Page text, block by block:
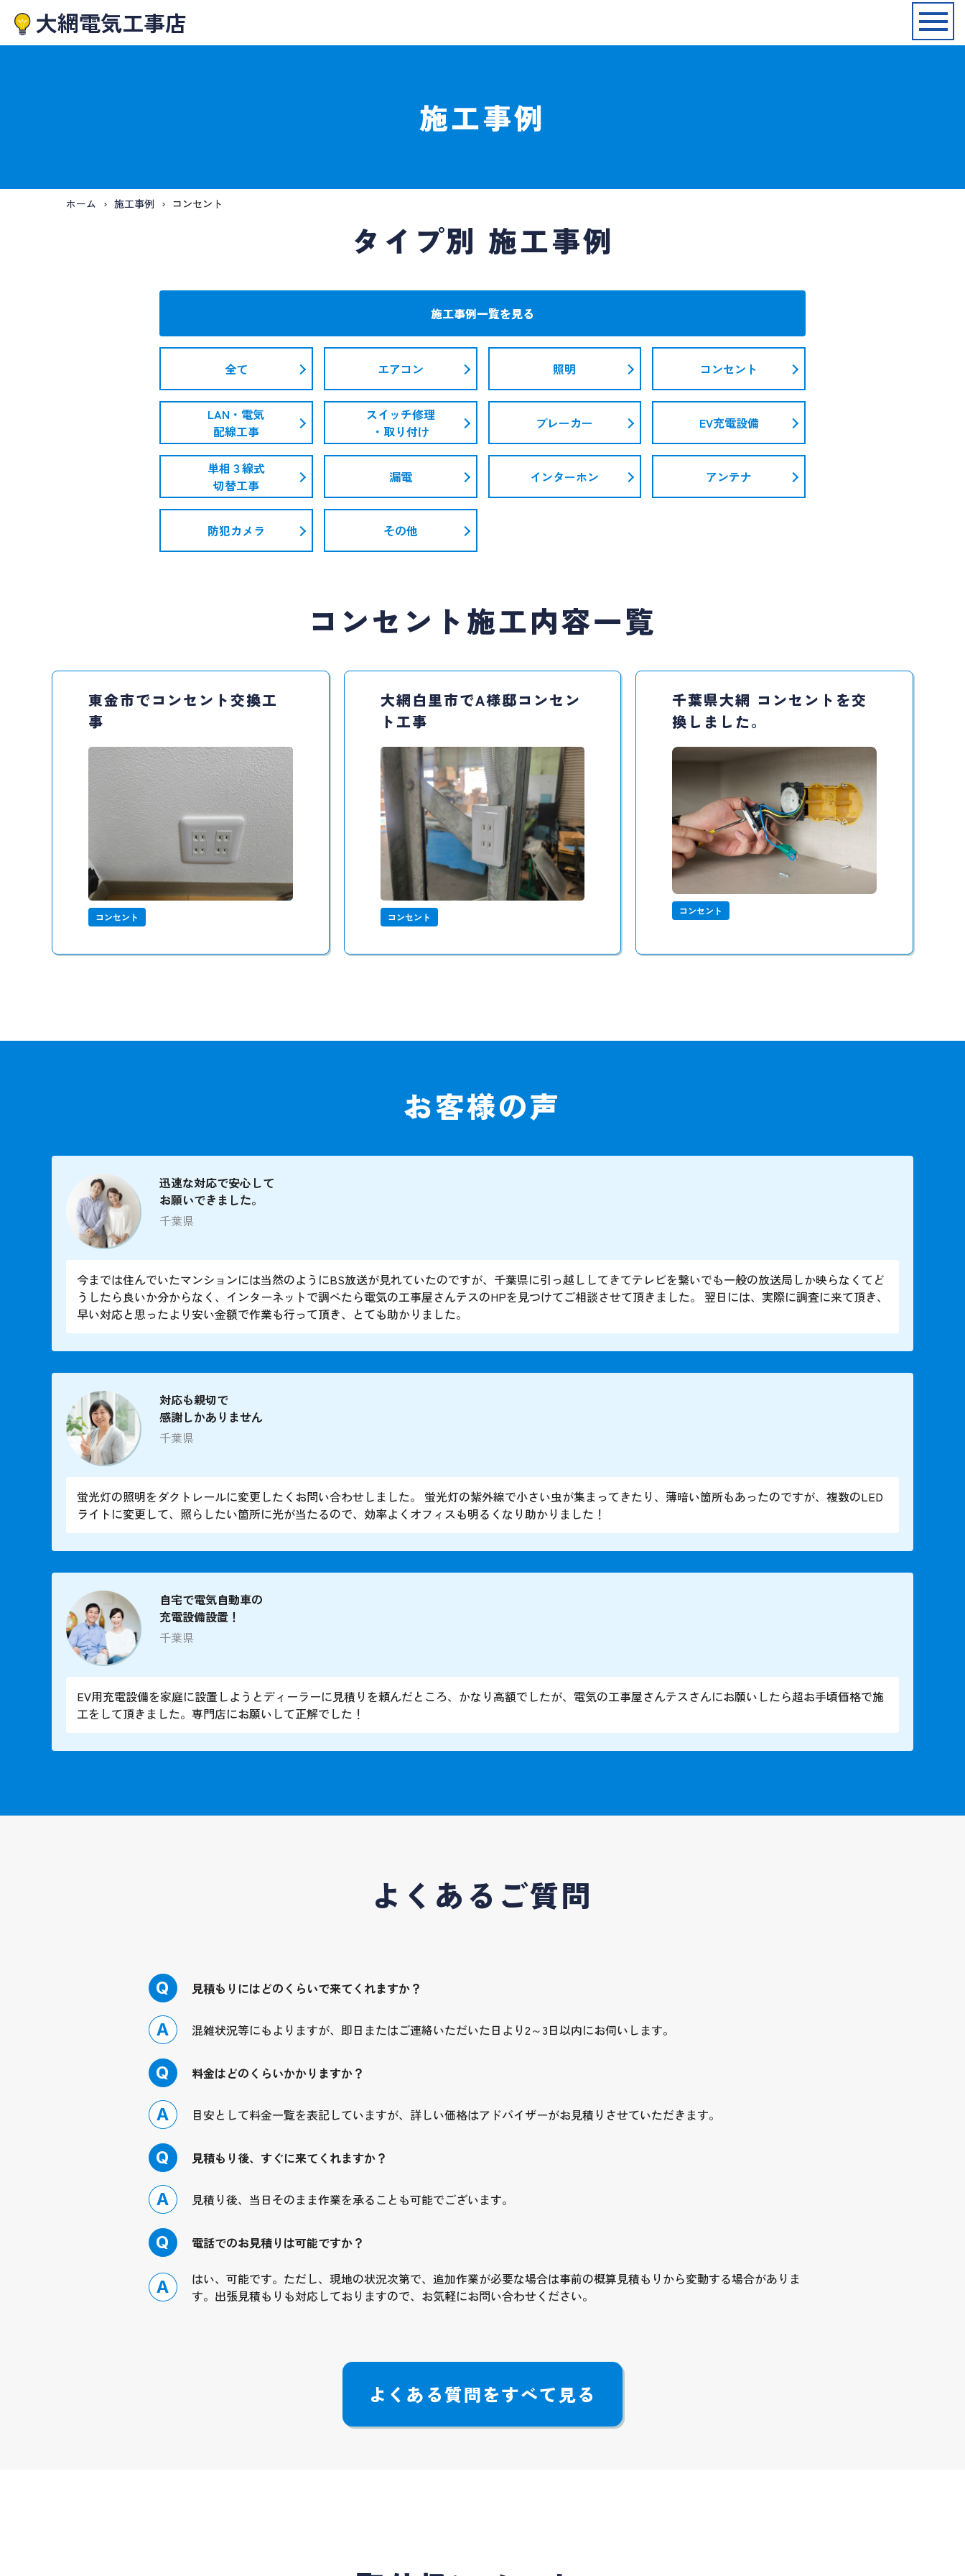
大網電気工事店
施工事例
ホーム 施工事例 コンセント
タイプ別 施工事例
施工事例一覧を見る
全て エアコン 照明 コンセント
LAN・電気
配線工事
スイッチ修理
・取り付け
ブレーカー EV充電設備
単相３線式
切替工事
漏電 インターホン アンテナ
防犯カメラ その他
コンセント施工内容一覧
東金市でコンセント交換工
事
コンセント
大網白里市でA様邸コンセン
ト工事
コンセント
千葉県大網 コンセントを交
換しました。
コンセント
お客様の声
迅速な対応で安心して
お願いできました。
千葉県
今までは住んでいたマンションには当然のようにBS放送が見れていたのですが、千葉県に引っ越ししてきてテレビを繋いでも一般の放送局しか映らなくてど
うしたら良いか分からなく、インターネットで調べたら電気の工事屋さんテスのHPを見つけてご相談させて頂きました。 翌日には、実際に調査に来て頂き、
早い対応と思ったより安い金額で作業も行って頂き、とても助かりました。
対応も親切で
感謝しかありません
千葉県
蛍光灯の照明をダクトレールに変更したくお問い合わせしました。 蛍光灯の紫外線で小さい虫が集まってきたり、薄暗い箇所もあったのですが、複数のLED
ライトに変更して、照らしたい箇所に光が当たるので、効率よくオフィスも明るくなり助かりました！
自宅で電気自動車の
充電設備設置！
千葉県
EV用充電設備を家庭に設置しようとディーラーに見積りを頼んだところ、かなり高額でしたが、電気の工事屋さんテスさんにお願いしたら超お手頃価格で施
工をして頂きました。専門店にお願いして正解でした！
よくあるご質問
Q 見積もりにはどのくらいで来てくれますか？
A 混雑状況等にもよりますが、即日またはご連絡いただいた日より2～3日以内にお伺いします。
Q 料金はどのくらいかかりますか？
A 目安として料金一覧を表記していますが、詳しい価格はアドバイザーがお見積りさせていただきます。
Q 見積もり後、すぐに来てくれますか？
A 見積り後、当日そのまま作業を承ることも可能でございます。
Q 電話でのお見積りは可能ですか？
A
はい、可能です。ただし、現地の状況次第で、追加作業が必要な場合は事前の概算見積もりから変動する場合がありま
す。出張見積もりも対応しておりますので、お気軽にお問い合わせください。
よくある質問をすべて見る